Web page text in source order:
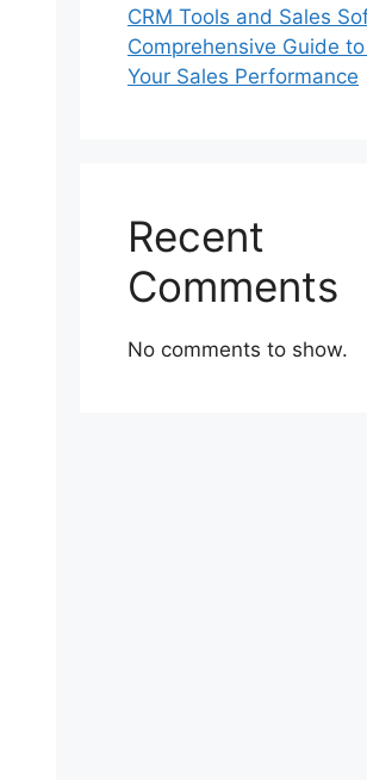
CRM Tools and Sales
Comprehensive Guide
Your Sales Performance
Recent
Comments
No comments to show.